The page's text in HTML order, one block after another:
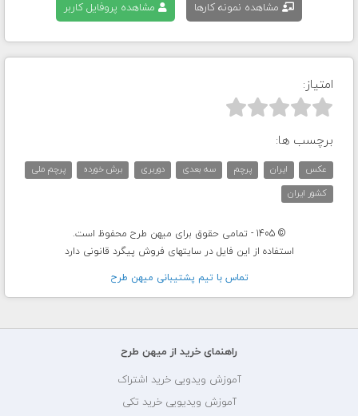
مشاهده نمونه کارها مشاهده پروفایل کاربر
امتیاز:



برچسب ها:
عکس ایران پرچم سه بعدی دوربری برش خورده
پرچم ملی
کشور ایران
© 1405 - تمامی حقوق برای میهن طرح محفوظ است.
استفاده از این فایل در سایتهای فروش پیگرد قانونی دارد
تماس با تيم پشتيبانی ميهن طرح
راهنمای خرید از میهن طرح
آموزش ویدویی خرید اشتراک
آموزش ویدیویی خرید تکی